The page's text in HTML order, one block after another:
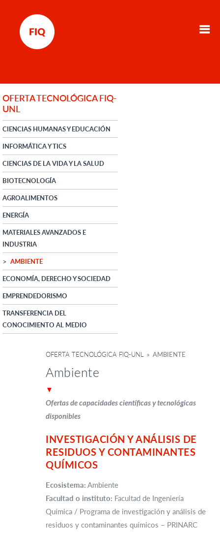
OFERTA TECNOLÓGICA FIQ-
UNL
CIENCIAS HUMANAS Y EDUCACIÓN
INFORMÁTICA Y TICS
CIENCIAS DE LA VIDA Y LA SALUD
BIOTECNOLOGÍA
AGROALIMENTOS
ENERGÍA
MATERIALES AVANZADOS E
INDUSTRIA
AMBIENTE
ECONOMÍA, DERECHO Y SOCIEDAD
EMPRENDEDORISMO
TRANSFERENCIA DEL
CONOCIMIENTO AL MEDIO
OFERTA TECNOLÓGICA FIQ-UNL » AMBIENTE
Ambiente
▼
Ofertas de capacidades científicas y tecnológicas
disponibles
INVESTIGACIÓN Y ANÁLISIS DE
RESIDUOS Y CONTAMINANTES
QUÍMICOS
Ecosistema: Ambiente
Facultad o instituto: Facultad de Ingeniería
Química / Programa de investigación y análisis de
residuos y contaminantes químicos – PRINARC